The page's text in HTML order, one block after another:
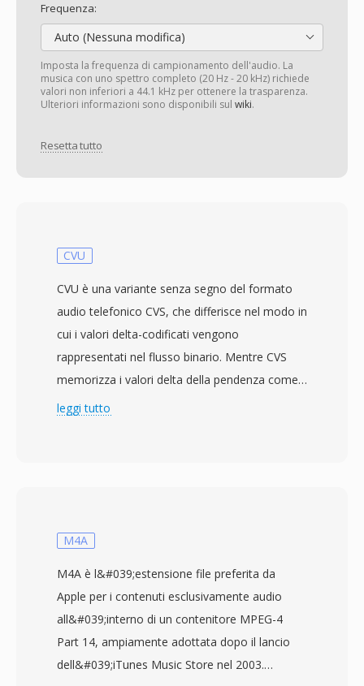
Frequenza:
Auto (Nessuna modifica)
Imposta la frequenza di campionamento dell'audio. La
musica con uno spettro completo (20 Hz - 20 kHz) richiede
valori non inferiori a 44.1 kHz per ottenere la trasparenza.
Ulteriori informazioni sono disponibili sul wiki.
Resetta tutto
CVU
CVU è una variante senza segno del formato
audio telefonico CVS, che differisce nel modo in
cui i valori delta-codificati vengono
rappresentati nel flusso binario. Mentre CVS
memorizza i valori delta della pendenza come
quantità con segno, CVU li tratta come senza
pattern di bit di uscita recenti — operando a
voce a banda stretta a 8 kHz. La distinzione tra
con segno e senza segno è rilevante al livello
del decodificatore, dove l&#039;interpretazione
corretta determina la ricostruzione appropriata
della forma d&#039;onda. I file CVU
leggi tutto
M4A
M4A è l&#039;estensione file preferita da
Apple per i contenuti esclusivamente audio
all&#039;interno di un contenitore MPEG-4
Part 14, ampiamente adottata dopo il lancio
dell&#039;iTunes Music Store nel 2003.